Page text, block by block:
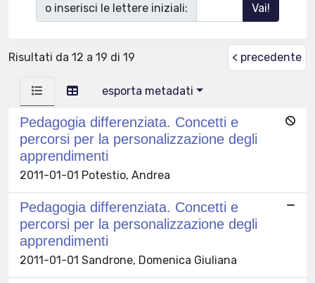
o inserisci le lettere iniziali:
Risultati da 12 a 19 di 19 < precedente
esporta metadati
Pedagogia differenziata. Concetti e
percorsi per la personalizzazione degli
apprendimenti
2011-01-01 Potestio, Andrea
Pedagogia differenziata. Concetti e
percorsi per la personalizzazione degli
apprendimenti
2011-01-01 Sandrone, Domenica Giuliana